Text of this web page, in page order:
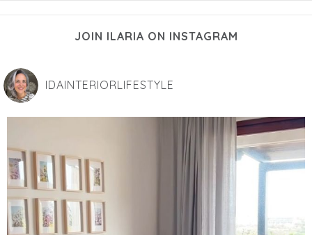
JOIN ILARIA ON INSTAGRAM
IDAINTERIORLIFESTYLE